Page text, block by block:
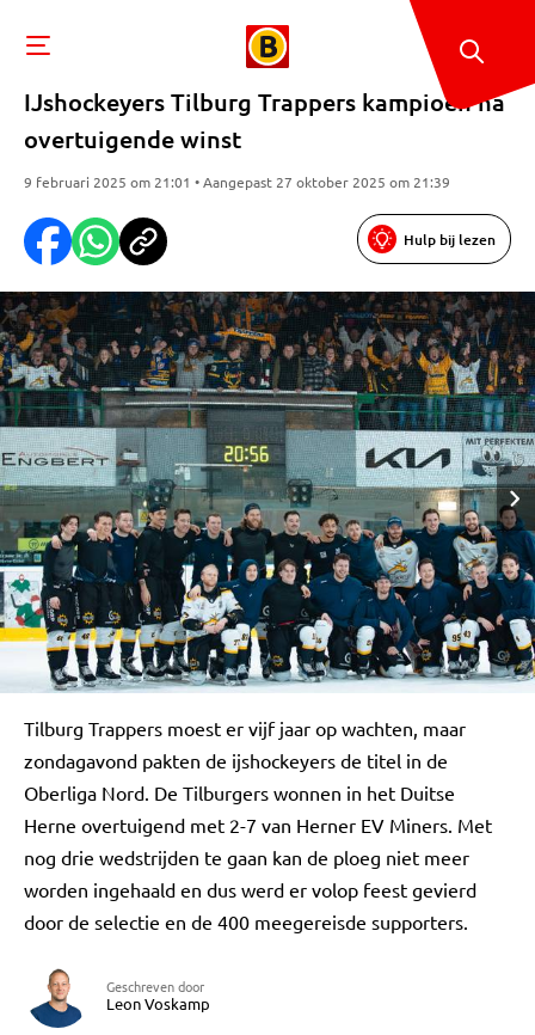
IJshockeyers Tilburg Trappers kampioen na
overtuigende winst
9 februari 2025 om 21:01 • Aangepast 27 oktober 2025 om 21:39
Hulp bij lezen
Tilburg Trappers moest er vijf jaar op wachten, maar
zondagavond pakten de ijshockeyers de titel in de
Oberliga Nord. De Tilburgers wonnen in het Duitse
Herne overtuigend met 2-7 van Herner EV Miners. Met
nog drie wedstrijden te gaan kan de ploeg niet meer
worden ingehaald en dus werd er volop feest gevierd
door de selectie en de 400 meegereisde supporters.
Geschreven door
Leon Voskamp